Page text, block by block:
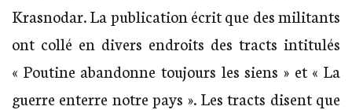
Krasnodar. La publication écrit que des militants
ont collé en divers endroits des tracts intitulés
« Poutine abandonne toujours les siens » et « La
guerre enterre notre pays ». Les tracts disent que